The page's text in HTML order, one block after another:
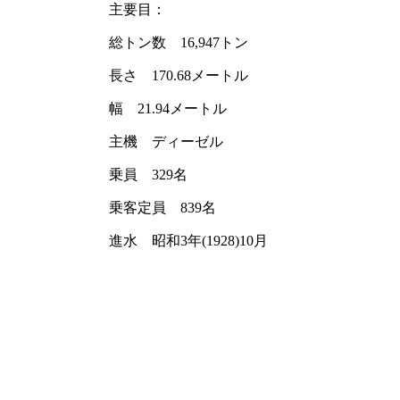
主要目：
総トン数 16,947トン
長さ 170.68メートル
幅 21.94メートル
主機 ディーゼル
乗員 329名
乗客定員 839名
進水 昭和3年(1928)10月